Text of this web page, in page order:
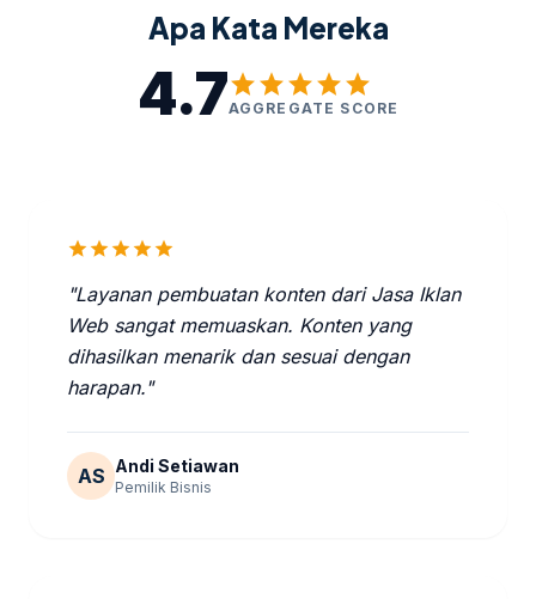
Apa Kata Mereka
4.7starstarstarstarstar
AGGREGATE SCORE
starstarstarstarstar
"Layanan pembuatan konten dari Jasa Iklan
Web sangat memuaskan. Konten yang
dihasilkan menarik dan sesuai dengan
harapan."
AS Andi Setiawan
Pemilik Bisnis